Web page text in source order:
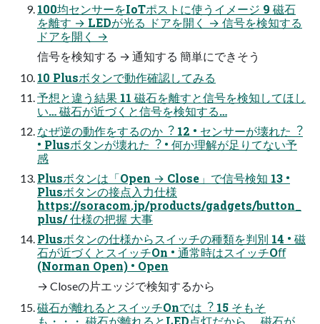
100均センサーをIoTポストに使うイメージ 9 磁⽯
を離す → LEDが光る ドアを開く → 信号を検知する
ドアを開く →
信号を検知する → 通知する 簡単にできそう
10 Plusボタンで動作確認してみる
予想と違う結果 11 磁⽯を離すと信号を検知してほし
い… 磁⽯が近づくと信号を検知する…
なぜ逆の動作をするのか︖ 12 • センサーが壊れた︖
• Plusボタンが壊れた︖ • 何か理解が⾜りてない予
感
Plusボタンは「Open → Close」で信号検知 13 •
Plusボタンの接点⼊⼒仕様
https://soracom.jp/products/gadgets/button_
plus/ 仕様の把握 ⼤事
Plusボタンの仕様からスイッチの種類を判別 14 • 磁
⽯が近づくとスイッチOn • 通常時はスイッチOﬀ
(Norman Open) • Open
→ Closeの⽚エッジで検知するから
磁⽯が離れるとスイッチOnでは︖ 15 そもそ
も・・・ 磁⽯が離れるとLED点灯だから、 磁⽯が